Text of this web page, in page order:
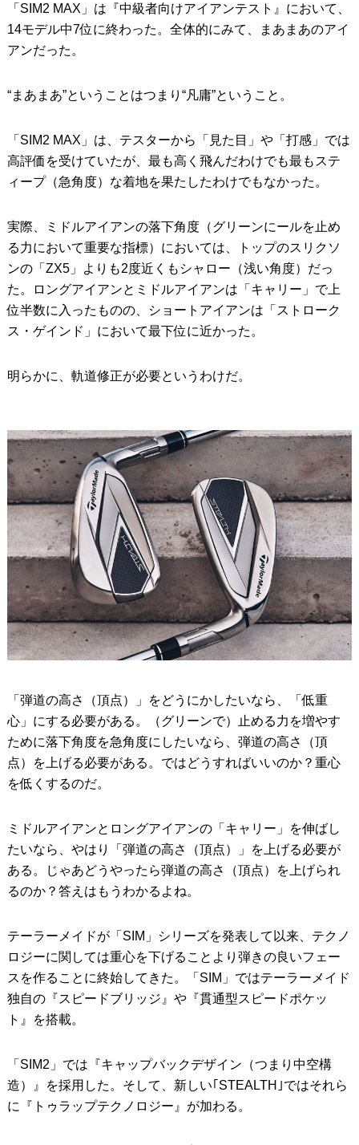
「SIM2 MAX」は『中級者向けアイアンテスト』において、
14モデル中7位に終わった。全体的にみて、まあまあのアイ
アンだった。
“まあまあ”ということはつまり“凡庸”ということ。
「SIM2 MAX」は、テスターから「見た目」や「打感」では
高評価を受けていたが、最も高く飛んだわけでも最もステ
ィープ（急角度）な着地を果たしたわけでもなかった。
実際、ミドルアイアンの落下角度（グリーンにールを止め
る力において重要な指標）においては、トップのスリクソ
ンの「ZX5」よりも2度近くもシャロー（浅い角度）だっ
た。ロングアイアンとミドルアイアンは「キャリー」で上
位半数に入ったものの、ショートアイアンは「ストローク
ス・ゲインド」において最下位に近かった。
明らかに、軌道修正が必要というわけだ。
「弾道の高さ（頂点）」をどうにかしたいなら、「低重
心」にする必要がある。（グリーンで）止める力を増やす
ために落下角度を急角度にしたいなら、弾道の高さ（頂
点）を上げる必要がある。ではどうすればいいのか？重心
を低くするのだ。
ミドルアイアンとロングアイアンの「キャリー」を伸ばし
たいなら、やはり「弾道の高さ（頂点）」を上げる必要が
ある。じゃあどうやったら弾道の高さ（頂点）を上げられ
るのか？答えはもうわかるよね。
テーラーメイドが「SIM」シリーズを発表して以来、テクノ
ロジーに関しては重心を下げることより弾きの良いフェー
スを作ることに終始してきた。「SIM」ではテーラーメイド
独自の『スピードブリッジ』や『貫通型スピードポケッ
ト』を搭載。
「SIM2」では『キャップバックデザイン（つまり中空構
造）』を採用した。そして、新しい｢STEALTH｣ではそれら
に『トゥラップテクノロジー』が加わる。